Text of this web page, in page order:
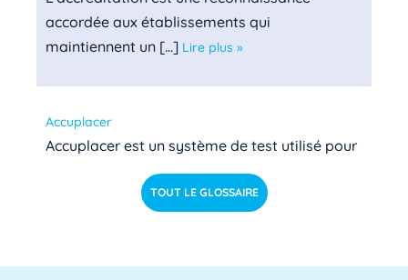
accordée aux établissements qui
maintiennent un [...] Lire plus »
Accuplacer
Accuplacer est un système de test utilisé pour
déterminer si les étudiants de niveau [...]
ACU
TOUT LE GLOSSAIRE